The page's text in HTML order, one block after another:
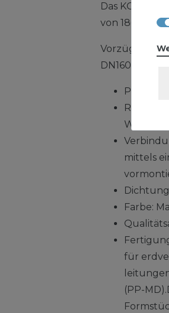
Das KG 2000
von 186,6
Vorzüge und
DN160 x 500
mittels
Farbe:
für
(PP-